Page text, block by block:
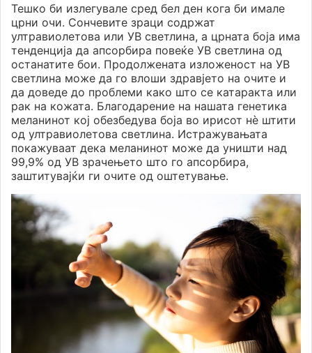
Тешко би излегувале сред бел ден кога би имале
црни очи. Сончевите зраци содржат
ултравиолетова или УВ светлина, а црната боја има
тенденција да апсорбира повеќе УВ светлина од
останатите бои. Продолжената изложеност на УВ
светлина може да го влоши здравјето на очите и
да доведе до проблеми како што се катаракта или
рак на кожата. Благодарение на нашата генетика
меланинот кој обезбедува боја во ирисот нè штити
од ултравиолетова светлина. Истражувањата
покажуваат дека меланинот може да уништи над
99,9% од УВ зрачењето што го апсорбира,
заштитувајќи ги очите од оштетување.